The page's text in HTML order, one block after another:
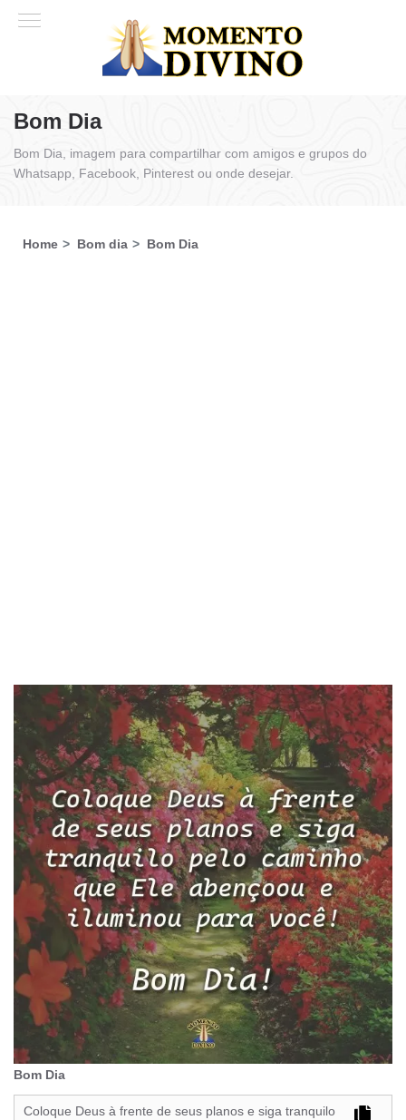
Bom Dia
Bom Dia, imagem para compartilhar com amigos e grupos do
Whatsapp, Facebook, Pinterest ou onde desejar.
Home Bom dia Bom Dia
Bom Dia
Coloque Deus à frente de seus planos e siga tranquilo